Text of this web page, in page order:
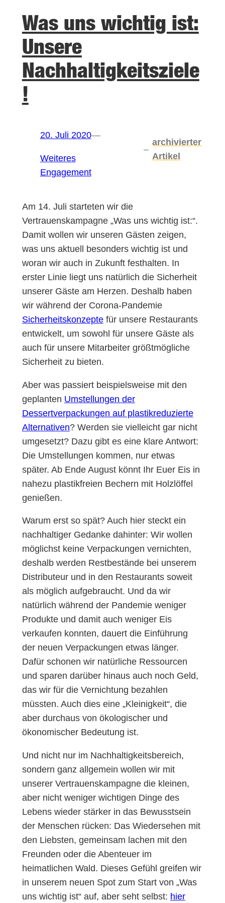
Was uns wichtig ist:
Unsere
Nachhaltigkeitsziele
!
20. Juli 2020—
Weiteres
Engagement
–
archivierter
Artikel
Am 14. Juli starteten wir die
Vertrauenskampagne „Was uns wichtig ist:“.
Damit wollen wir unseren Gästen zeigen,
was uns aktuell besonders wichtig ist und
woran wir auch in Zukunft festhalten. In
erster Linie liegt uns natürlich die Sicherheit
unserer Gäste am Herzen. Deshalb haben
wir während der Corona-Pandemie
Sicherheitskonzeptefür unsere Restaurants
entwickelt, um sowohl für unsere Gäste als
auch für unsere Mitarbeiter größtmögliche
Sicherheit zu bieten.
Aber was passiert beispielsweise mit den
geplanten Umstellungen der
Dessertverpackungen auf plastikreduzierte
Alternativen? Werden sie vielleicht gar nicht
umgesetzt? Dazu gibt es eine klare Antwort:
Die Umstellungen kommen, nur etwas
später. Ab Ende August könnt Ihr Euer Eis in
nahezu plastikfreien Bechern mit Holzlöffel
genießen.
Warum erst so spät? Auch hier steckt ein
nachhaltiger Gedanke dahinter: Wir wollen
möglichst keine Verpackungen vernichten,
deshalb werden Restbestände bei unserem
Distributeur und in den Restaurants soweit
als möglich aufgebraucht. Und da wir
natürlich während der Pandemie weniger
Produkte und damit auch weniger Eis
verkaufen konnten, dauert die Einführung
der neuen Verpackungen etwas länger.
Dafür schonen wir natürliche Ressourcen
und sparen darüber hinaus auch noch Geld,
das wir für die Vernichtung bezahlen
müssten. Auch dies eine „Kleinigkeit“, die
aber durchaus von ökologischer und
ökonomischer Bedeutung ist.
Und nicht nur im Nachhaltigkeitsbereich,
sondern ganz allgemein wollen wir mit
unserer Vertrauenskampagne die kleinen,
aber nicht weniger wichtigen Dinge des
Lebens wieder stärker in das Bewusstsein
der Menschen rücken: Das Wiedersehen mit
den Liebsten, gemeinsam lachen mit den
Freunden oder die Abenteuer im
heimatlichen Wald. Dieses Gefühl greifen wir
in unserem neuen Spot zum Start von „Was
uns wichtig ist“ auf, aber seht selbst: hier